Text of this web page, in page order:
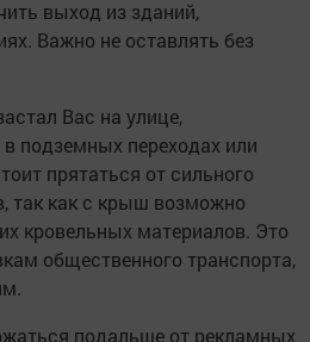
выход из зданий,
Важно не оставлять без
Вас на улице,
подземных переходах или
прятаться от сильного
так как с крыш возможно
кровельных материалов. Это
общественного транспорта,
подальше от рекламных